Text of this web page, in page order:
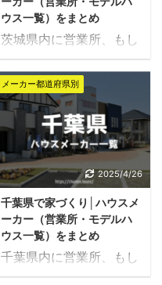
一般的ですので、なるべ
くご自宅の近くに営業所
があるハウスメーカーを
手ハウスメーカーの場合
は、県内に数多くのモデ
ルハウスを構えています
ので、住宅展示場に初め
て訪れる予定の方はご自
宅に近い展示場から訪れ
てみるとよいでしょう。
希望施工エリアに対応し
た住宅メーカー・工 ...
ウス一覧）をまとめ
茨城県内に営業所、もし
くはモデルハウスがある
ハウスメーカーを一覧で
紹介します。 県内で施工
をお考えの方は是非参考
にしてみてください。 ハ
ウスメーカーとの打ち合
わせは、基本的に営業所
かモデルハウス（住宅展
示場含め）の中で行うの
が一般的ですので、なる
べくご自宅の近くに営業
所があるハウスメーカー
メーカー都道府県別
2025/4/26
千葉県で家づくり│ハウスメ
ーカー（営業所・モデルハ
ウス一覧）をまとめ
千葉県内に営業所、もし
くはモデルハウスがある